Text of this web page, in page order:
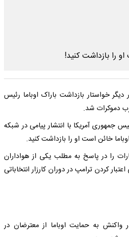
خواستار بازداشت باراک اوباما رئیس
دموکرات شد.
جمهوری آمریکا با انتشار پیامی در شبکه
خائن است او را بازداشت کنید.
را در پاسخ به مطلب یکی از هواداران
کردن ترامپ در دوران کارزار انتخاباتی
واکنش به حمایت اوباما از معترضان در